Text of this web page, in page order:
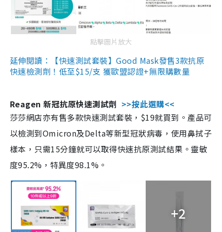
點擊圖片放大
延伸閱讀：【快速測試套裝】Good Mask發售3款抗原
快速檢測劑！低至$15/支 獲歐盟認證+無限購數量
Reagen 新冠抗原快速測試劑 >>按此選購<<
莎莎網店亦有售多款快速測試套裝，$19就買到。產品可
以檢測到Omicron及Delta等新型冠狀病毒，使用鼻拭子
樣本，只需15分鐘就可以取得快速抗原測試結果。靈敏
度95.2%，特異度98.1%。
+2